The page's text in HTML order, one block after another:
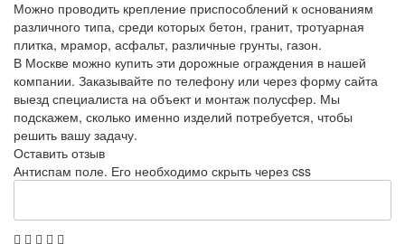
Можно проводить крепление приспособлений к основаниям
различного типа, среди которых бетон, гранит, тротуарная
плитка, мрамор, асфальт, различные грунты, газон.
В Москве можно купить эти дорожные ограждения в нашей
компании. Заказывайте по телефону или через форму сайта
выезд специалиста на объект и монтаж полусфер. Мы
подскажем, сколько именно изделий потребуется, чтобы
решить вашу задачу.
Оставить отзыв
Антиспам поле. Его необходимо скрыть через css